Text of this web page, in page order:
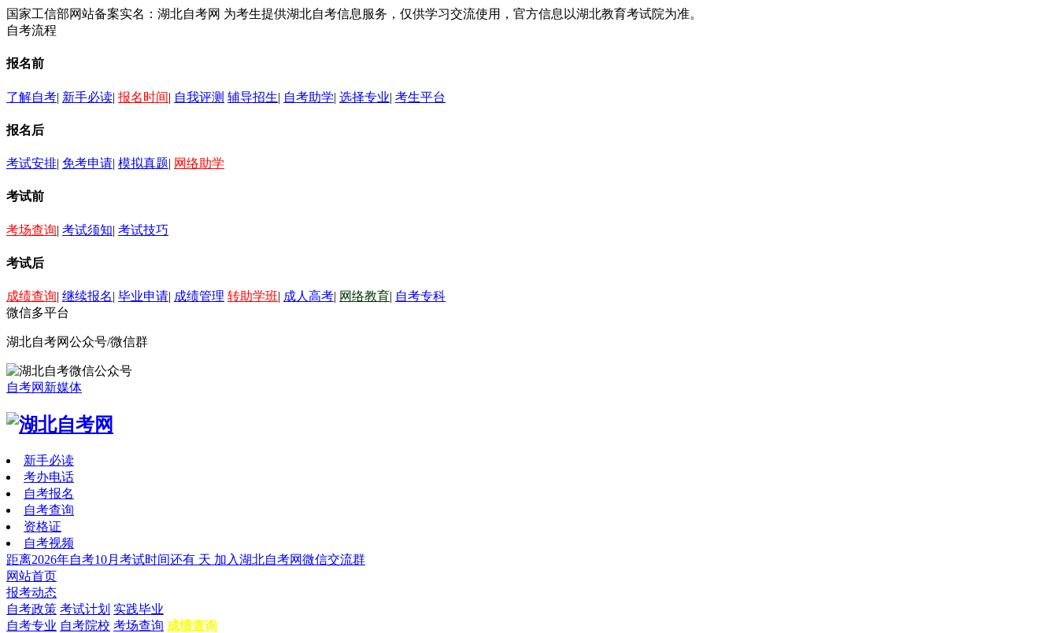
国家工信部网站备案实名：湖北自考网 为考生提供湖北自考信息服务，仅供学习交流使用，官方信息以湖北教育考试院为准。
自考流程
报名前
了解自考| 新手必读| 报名时间| 自我评测 辅导招生| 自考助学| 选择专业| 考生平台
报名后
考试安排| 免考申请| 模拟真题| 网络助学
考试前
考场查询| 考试须知| 考试技巧
考试后
成绩查询| 继续报名| 毕业申请| 成绩管理 转助学班| 成人高考| 网络教育| 自考专科
微信多平台
湖北自考网公众号/微信群
自考网新媒体
新手必读
考办电话
自考报名
自考查询
资格证
自考视频
距离2026年自考10月考试时间还有 天 加入湖北自考网微信交流群
网站首页
报考动态
自考政策 考试计划 实践毕业
自考专业 自考院校 考场查询 成绩查询